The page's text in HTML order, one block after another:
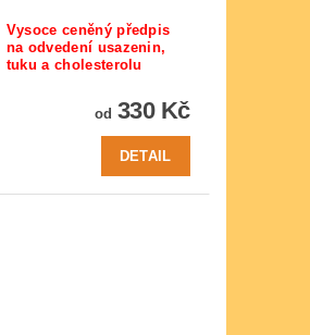
Vysoce ceněný předpis
na odvedení usazenin,
tuku a cholesterolu
od 330 Kč
DETAIL